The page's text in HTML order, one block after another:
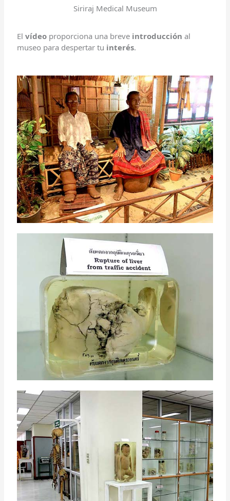
Siriraj Medical Museum
Elvídeo proporciona una breve introducción al
museo para despertar tu interés.